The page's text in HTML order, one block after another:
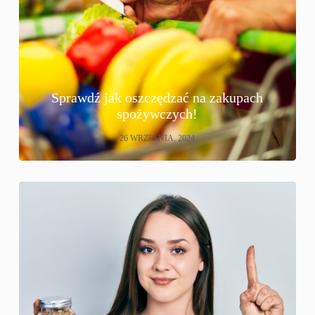
Sprawdź jak oszczędzać na zakupach
spożywczych!
26 WRZEŚNIA, 2024